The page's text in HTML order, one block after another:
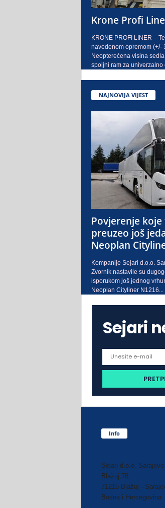
o
Krone Profi
KRONE PROFI LINER –
navedenom opremom (+/-
Neopterećena visina
spoljni ram za univerzalno
NAJNOVIJA VIJEST
Povjerenje
preuzeo još
Neoplan
Kompanije Sejari d.o.o.
Zvornik nastavile su
isporukom još jednog
Neoplan Cityliner N1216...
Sejari
Info
Sejari d.o.o. Sarajevo
Blažuj 78,
71215 Blažuj -
Bosna i Hercegovina